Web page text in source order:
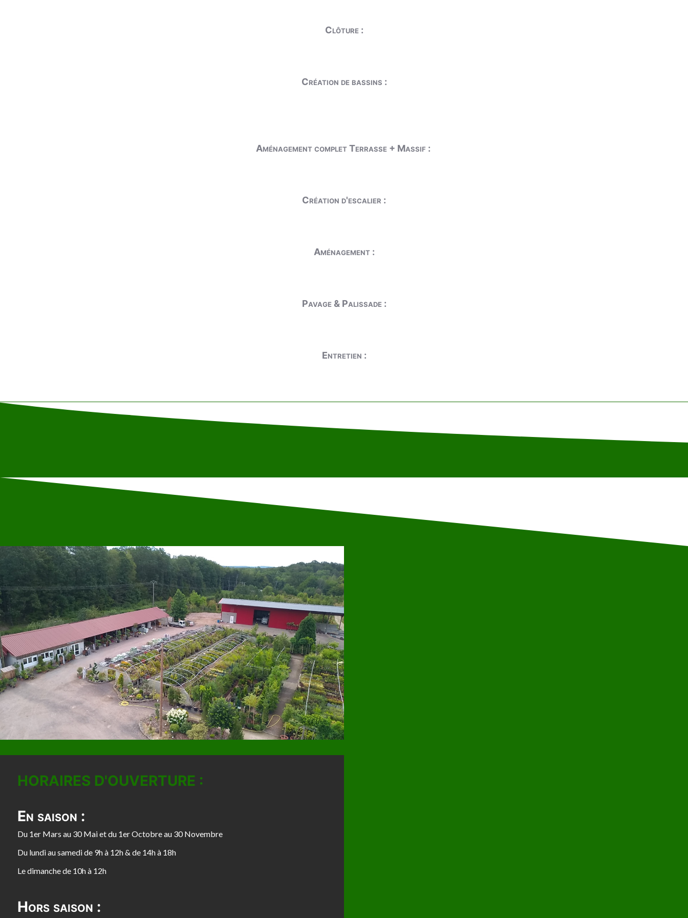
Clôture :
Création de bassins :
Aménagement complet Terrasse + Massif :
Création d'escalier :
Aménagement :
Pavage & Palissade :
Entretien :
HORAIRES D'OUVERTURE :
En saison :
Du 1er Mars au 30 Mai et du 1er Octobre au 30 Novembre
Du lundi au samedi de 9h à 12h & de 14h à 18h
Le dimanche de 10h à 12h
Hors saison :